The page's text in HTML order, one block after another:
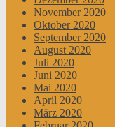
November 2020
Oktober 2020
September 2020
August 2020
Juli 2020
Juni 2020
Mai 2020
April 2020
März 2020